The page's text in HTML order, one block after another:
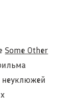
Some Other
неуклюжей